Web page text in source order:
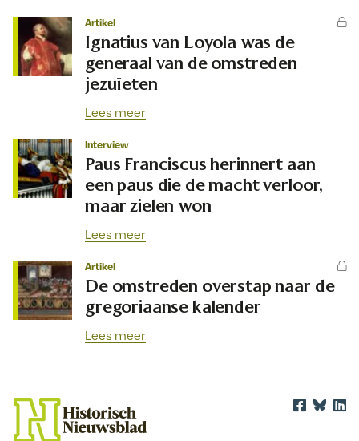
Artikel
Ignatius van Loyola was de
generaal van de omstreden
jezuïeten
Lees meer
Interview
Paus Franciscus herinnert aan
een paus die de macht verloor,
maar zielen won
Lees meer
Artikel
De omstreden overstap naar de
gregoriaanse kalender
Lees meer